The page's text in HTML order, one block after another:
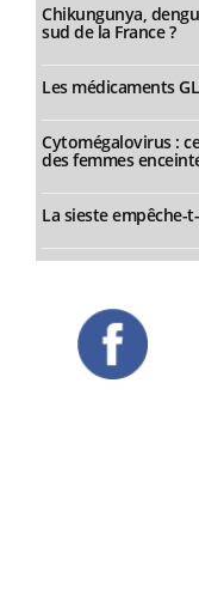
Chikungunya,
sud de la France ?
Les médicaments
Cytomégalovirus :
des femmes
La sieste empêche-